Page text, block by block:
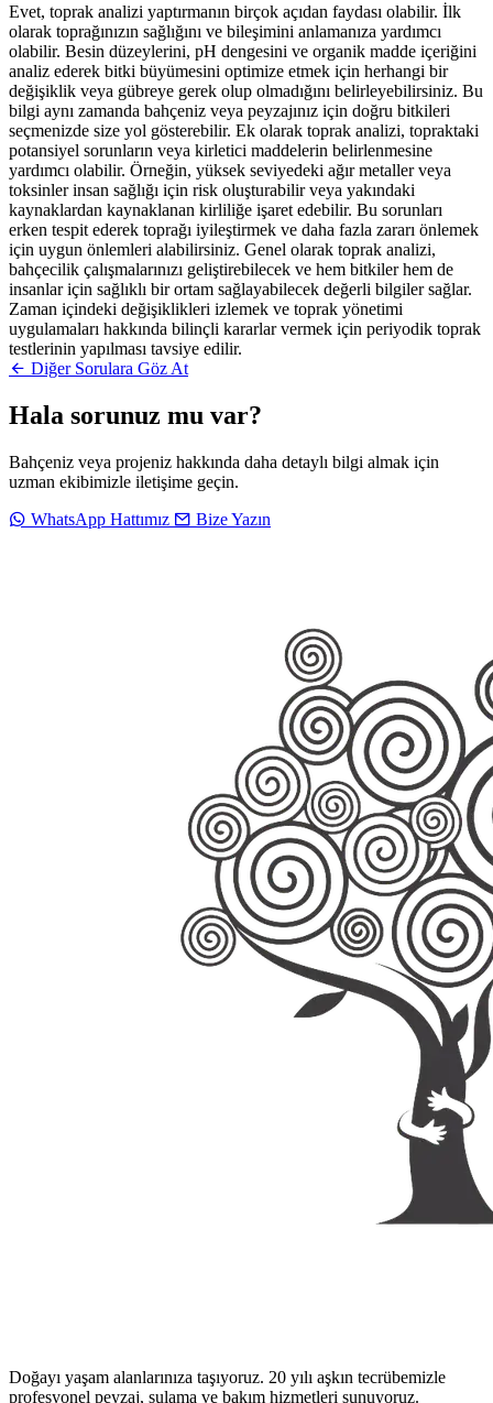
Evet, toprak analizi yaptırmanın birçok açıdan faydası olabilir. İlk
olarak toprağınızın sağlığını ve bileşimini anlamanıza yardımcı
olabilir. Besin düzeylerini, pH dengesini ve organik madde içeriğini
analiz ederek bitki büyümesini optimize etmek için herhangi bir
değişiklik veya gübreye gerek olup olmadığını belirleyebilirsiniz. Bu
bilgi aynı zamanda bahçeniz veya peyzajınız için doğru bitkileri
seçmenizde size yol gösterebilir. Ek olarak toprak analizi, topraktaki
potansiyel sorunların veya kirletici maddelerin belirlenmesine
yardımcı olabilir. Örneğin, yüksek seviyedeki ağır metaller veya
toksinler insan sağlığı için risk oluşturabilir veya yakındaki
kaynaklardan kaynaklanan kirliliğe işaret edebilir. Bu sorunları
erken tespit ederek toprağı iyileştirmek ve daha fazla zararı önlemek
için uygun önlemleri alabilirsiniz. Genel olarak toprak analizi,
bahçecilik çalışmalarınızı geliştirebilecek ve hem bitkiler hem de
insanlar için sağlıklı bir ortam sağlayabilecek değerli bilgiler sağlar.
Zaman içindeki değişiklikleri izlemek ve toprak yönetimi
uygulamaları hakkında bilinçli kararlar vermek için periyodik toprak
testlerinin yapılması tavsiye edilir.
Diğer Sorulara Göz At
Hala sorunuz mu var?
Bahçeniz veya projeniz hakkında daha detaylı bilgi almak için
uzman ekibimizle iletişime geçin.
WhatsApp Hattımız
Bize Yazın
Doğayı yaşam alanlarınıza taşıyoruz. 20 yılı aşkın tecrübemizle
profesyonel peyzaj, sulama ve bakım hizmetleri sunuyoruz.